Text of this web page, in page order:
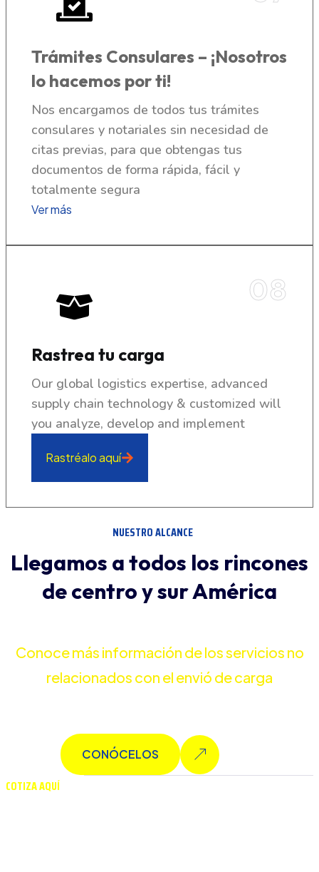
Trámites Consulares – ¡Nosotros
lo hacemos por ti!
Nos encargamos de todos tus trámites
consulares y notariales sin necesidad de
citas previas, para que obtengas tus
documentos de forma rápida, fácil y
totalmente segura
Ver más
08
Rastrea tu carga
Our global logistics expertise, advanced
supply chain technology & customized will
you analyze, develop and implement
Rastréalo aquí
NUESTRO ALCANCE
Llegamos a todos los rincones
de centro y sur América
Conoce más información de los servicios no
relacionados con el envió de carga
CONÓCELOS
COTIZA AQUÍ